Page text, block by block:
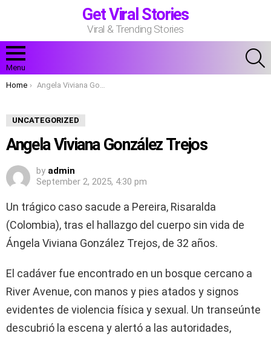
Get Viral Stories
Viral & Trending Stories
Menu
You are here:
Home Angela Viviana González Trejos
UNCATEGORIZED
Angela Viviana González Trejos
by admin
September 2, 2025, 4:30 pm
Un trágico caso sacude a Pereira, Risaralda
(Colombia), tras el hallazgo del cuerpo sin vida de
Ángela Viviana González Trejos, de 32 años.
El cadáver fue encontrado en un bosque cercano a
River Avenue, con manos y pies atados y signos
evidentes de violencia física y sexual. Un transeúnte
descubrió la escena y alertó a las autoridades,